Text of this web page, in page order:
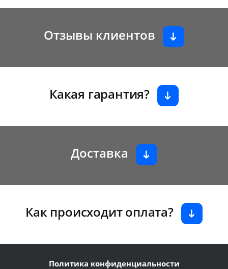
Отзывы клиентов
Какая гарантия?
Доставка
Как происходит оплата?
Политика конфиденциальности